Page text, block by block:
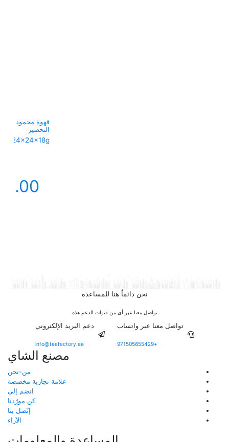
التحضير
24x24x18g
نحن دائماً هنا للمساعدة
تواصل معنا عبر أي من قنوات الدعم هذه
تواصل معنا عبر واتساب
+971505655429
دعم البريد الإلكتروني
info@teafactory.ae
مصنع الشاي
من-نحن
علامة تجارية مخصصة
انضم إلى
كن مورّدنا
إتّصل بنا
الآراء